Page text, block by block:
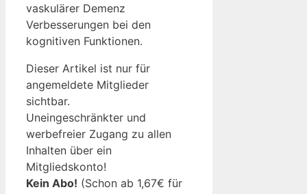
vaskulärer Demenz
Verbesserungen bei den
kognitiven Funktionen.
Dieser Artikel ist nur für
angemeldete Mitglieder
sichtbar.
Uneingeschränkter und
werbefreier Zugang zu allen
Inhalten über ein
Mitgliedskonto!
Kein Abo! (Schon ab 1,67€ für